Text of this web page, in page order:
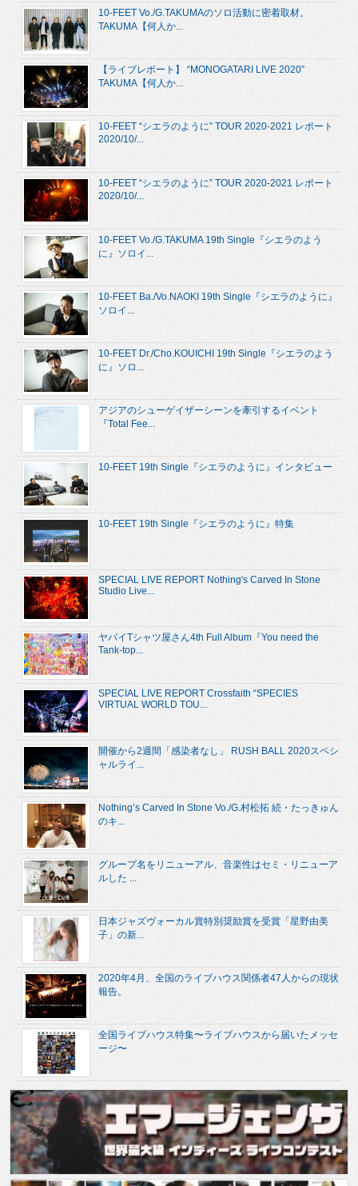
10-FEET Vo./G.TAKUMAのソロ活動に密着取材。
TAKUMA【何人か...
【ライブレポート】 “MONOGATARI LIVE 2020”
TAKUMA【何人か...
10-FEET “シエラのように” TOUR 2020-2021 レポート
2020/10/...
10-FEET “シエラのように” TOUR 2020-2021 レポート
2020/10/...
10-FEET Vo./G.TAKUMA 19th Single『シエラのよう
に』ソロイ...
10-FEET Ba./Vo.NAOKI 19th Single『シエラのように』
ソロイ...
10-FEET Dr./Cho.KOUICHI 19th Single『シエラのよう
に』ソロ...
アジアのシューゲイザーシーンを牽引するイベント
『Total Fee...
10-FEET 19th Single『シエラのように』インタビュー
10-FEET 19th Single『シエラのように』特集
SPECIAL LIVE REPORT Nothing's Carved In Stone
Studio Live...
ヤバイTシャツ屋さん4th Full Album『You need the
Tank-top...
SPECIAL LIVE REPORT Crossfaith “SPECIES
VIRTUAL WORLD TOU...
開催から2週間「感染者なし」 RUSH BALL 2020スペシ
ャルライ...
Nothing’s Carved In Stone Vo./G.村松拓 続・たっきゅん
のキ...
グループ名をリニューアル、音楽性はセミ・リニューア
ルした ...
日本ジャズヴォーカル賞特別奨励賞を受賞「星野由美
子」の新...
2020年4月、全国のライブハウス関係者47人からの現状
報告。
全国ライブハウス特集〜ライブハウスから届いたメッセ
ージ〜